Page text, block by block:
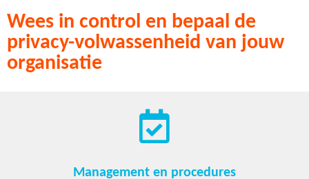
Wees in control en bepaal de
privacy-volwassenheid van jouw
organisatie
Management en procedures